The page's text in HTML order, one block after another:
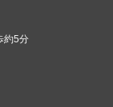
約5分